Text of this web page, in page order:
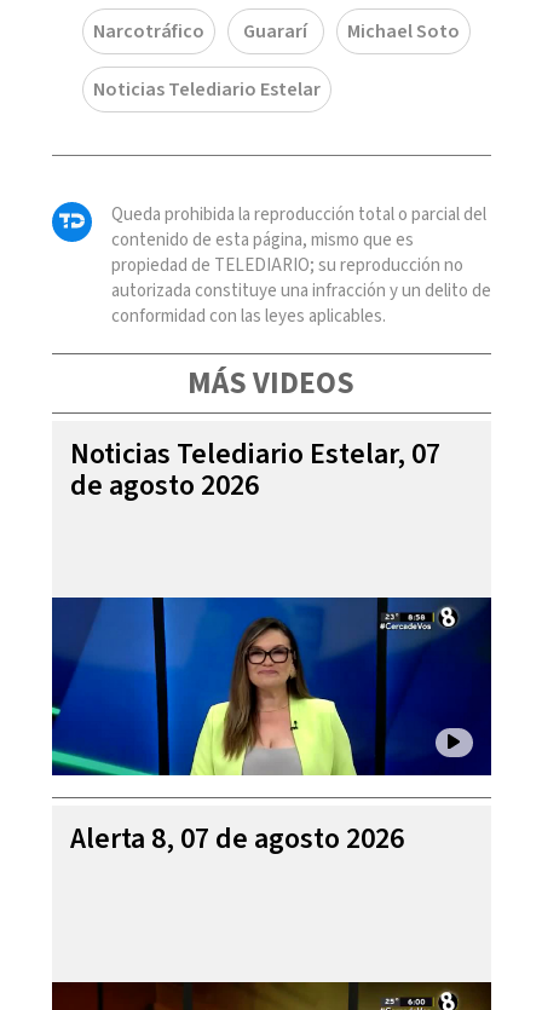
Narcotráfico Guararí Michael Soto
Noticias Telediario Estelar
Queda prohibida la reproducción total o parcial del
contenido de esta página, mismo que es
propiedad de TELEDIARIO; su reproducción no
autorizada constituye una infracción y un delito de
conformidad con las leyes aplicables.
MÁS VIDEOS
Noticias Telediario Estelar, 07
de agosto 2026
Alerta 8, 07 de agosto 2026